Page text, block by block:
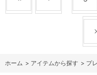
ホーム > アイテムから探す > プ